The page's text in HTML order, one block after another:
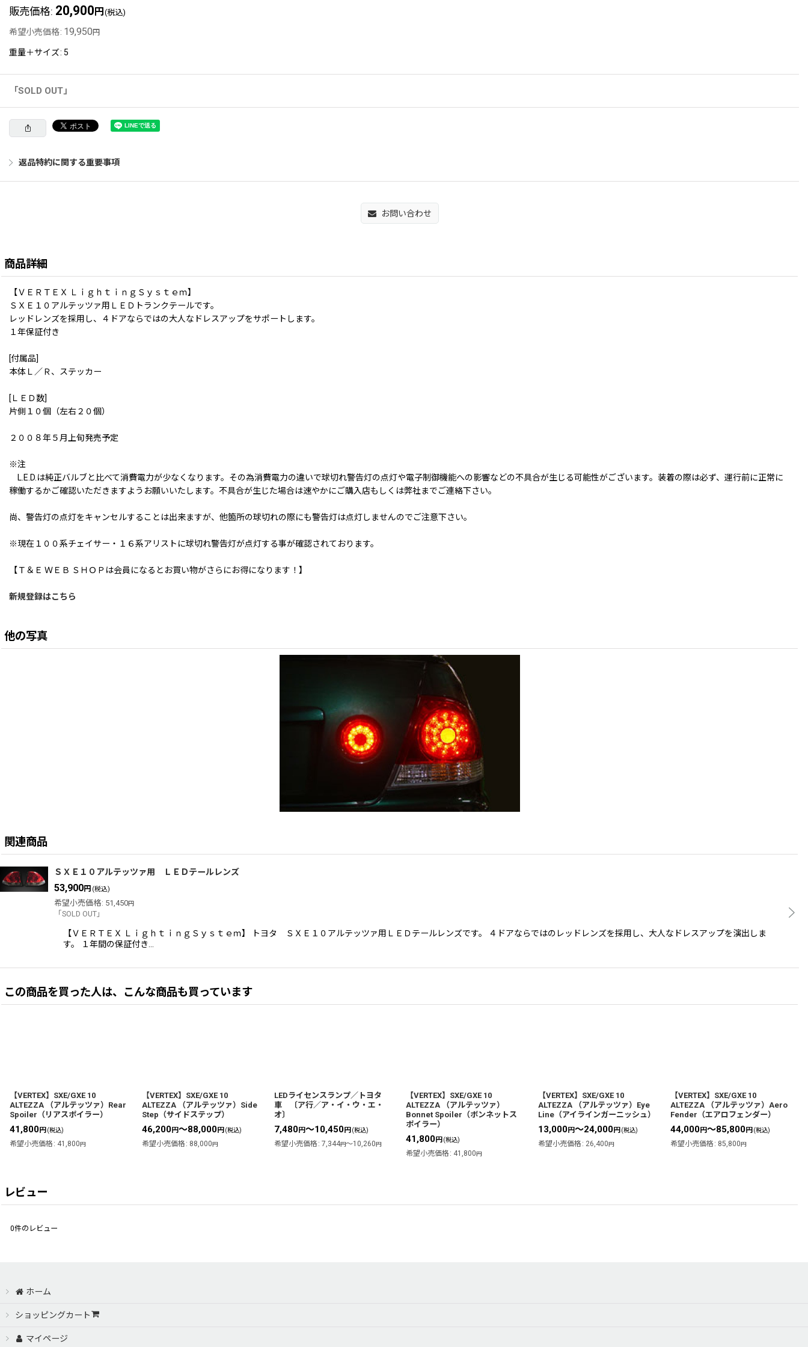
販売価格: 20,900 円 (税込)
希望小売価格: 19,950 円
重量＋サイズ: 5
「SOLD OUT」
返品特約に関する重要事項
お問い合わせ
商品詳細
【ＶＥＲＴＥＸ ＬｉｇｈｔｉｎｇＳｙｓｔｅｍ】
ＳＸＥ１０アルテッツァ用ＬＥＤトランクテールです。
レッドレンズを採用し、４ドアならではの大人なドレスアップをサポートします。
１年保証付き
[付属品]
本体Ｌ／Ｒ、ステッカー
[ＬＥＤ数]
片側１０個（左右２０個）
２００８年５月上旬発売予定
※注
L.E.D.は純正バルブと比べて消費電力が少なくなります。その為消費電力の違いで球切れ警告灯の点灯や電子制御機能への影響などの不具合が生じる可能性がございます。装着の際は必ず、運行前に正常に
稼働するかご確認いただきますようお願いいたします。不具合が生じた場合は速やかにご購入店もしくは弊社までご連絡下さい。
尚、警告灯の点灯をキャンセルすることは出来ますが、他箇所の球切れの際にも警告灯は点灯しませんのでご注意下さい。
※現在１００系チェイサー・１６系アリストに球切れ警告灯が点灯する事が確認されております。
【Ｔ＆Ｅ ＷＥＢ ＳＨＯＰは会員になるとお買い物がさらにお得になります！】
新規登録はこちら
他の写真
関連商品
ＳＸＥ１０アルテッツァ用 ＬＥＤテールレンズ
53,900円 (税込)
希望小売価格: 51,450円
「SOLD OUT」
【ＶＥＲＴＥＸ ＬｉｇｈｔｉｎｇＳｙｓｔｅｍ】 トヨタ ＳＸＥ１０アルテッツァ用ＬＥＤテールレンズです。 ４ドアならではのレッドレンズを採用し、大人なドレスアップを演出しま
す。 １年間の保証付き…
この商品を買った人は、こんな商品も買っています
【VERTEX】SXE/GXE 10
ALTEZZA （アルテッツァ）Rear
Spoiler（リアスポイラー）
41,800円(税込)
希望小売価格 : 41,800円
【VERTEX】SXE/GXE 10
ALTEZZA （アルテッツァ）Side
Step（サイドステップ）
46,200円～88,000円(税込)
希望小売価格 : 88,000円
LEDライセンスランプ／トヨタ
車 〔ア行／ア・イ・ウ・エ・
オ〕
7,480円～10,450円 (税込)
希望小売価格 : 7,344円～10,260円
【VERTEX】SXE/GXE 10
ALTEZZA （アルテッツァ）
Bonnet Spoiler（ボンネットス
ポイラー）
41,800円(税込)
希望小売価格 : 41,800円
【VERTEX】SXE/GXE 10
ALTEZZA （アルテッツァ）Eye
Line（アイラインガーニッシュ）
13,000円～24,000円(税込)
希望小売価格 : 26,400円
【VERTEX】SXE/GXE 10
ALTEZZA （アルテッツァ）Aero
Fender（エアロフェンダー）
44,000円～85,800円(税込)
希望小売価格 : 85,800円
レビュー
0件のレビュー
ホーム
ショッピングカート
マイページ